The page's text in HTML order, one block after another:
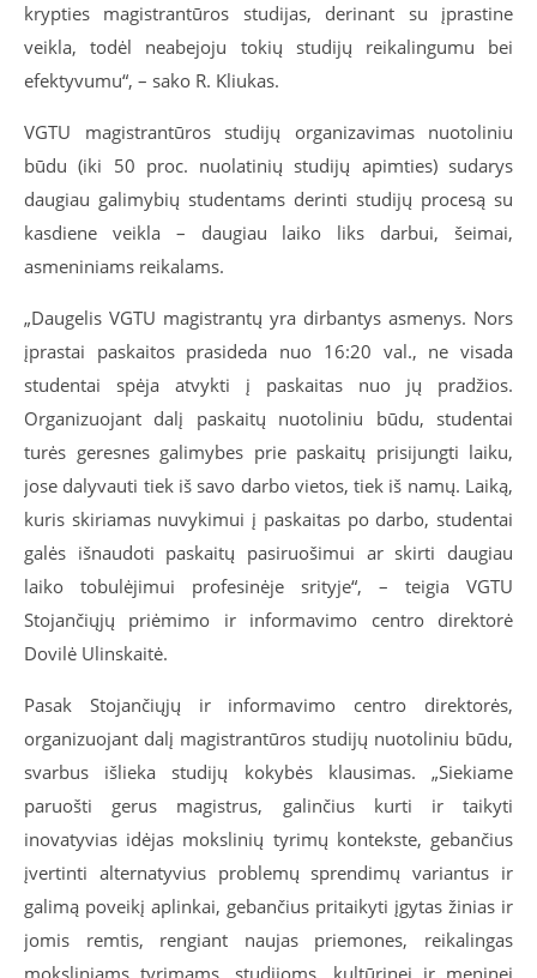
krypties magistrantūros studijas, derinant su įprastine
veikla, todėl neabejoju tokių studijų reikalingumu bei
efektyvumu“, – sako R. Kliukas.
VGTU magistrantūros studijų organizavimas nuotoliniu
būdu (iki 50 proc. nuolatinių studijų apimties) sudarys
daugiau galimybių studentams derinti studijų procesą su
kasdiene veikla – daugiau laiko liks darbui, šeimai,
asmeniniams reikalams.
„Daugelis VGTU magistrantų yra dirbantys asmenys. Nors
įprastai paskaitos prasideda nuo 16:20 val., ne visada
studentai spėja atvykti į paskaitas nuo jų pradžios.
Organizuojant dalį paskaitų nuotoliniu būdu, studentai
turės geresnes galimybes prie paskaitų prisijungti laiku,
jose dalyvauti tiek iš savo darbo vietos, tiek iš namų. Laiką,
kuris skiriamas nuvykimui į paskaitas po darbo, studentai
galės išnaudoti paskaitų pasiruošimui ar skirti daugiau
laiko tobulėjimui profesinėje srityje“, – teigia VGTU
Stojančiųjų priėmimo ir informavimo centro direktorė
Dovilė Ulinskaitė.
Pasak Stojančiųjų ir informavimo centro direktorės,
organizuojant dalį magistrantūros studijų nuotoliniu būdu,
svarbus išlieka studijų kokybės klausimas. „Siekiame
paruošti gerus magistrus, galinčius kurti ir taikyti
inovatyvias idėjas mokslinių tyrimų kontekste, gebančius
įvertinti alternatyvius problemų sprendimų variantus ir
galimą poveikį aplinkai, gebančius pritaikyti įgytas žinias ir
jomis remtis, rengiant naujas priemones, reikalingas